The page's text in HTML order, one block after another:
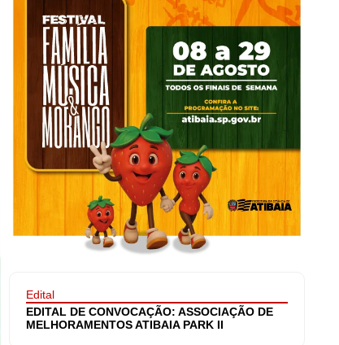
Edital
EDITAL DE CONVOCAÇÃO: ASSOCIAÇÃO DE
MELHORAMENTOS ATIBAIA PARK II